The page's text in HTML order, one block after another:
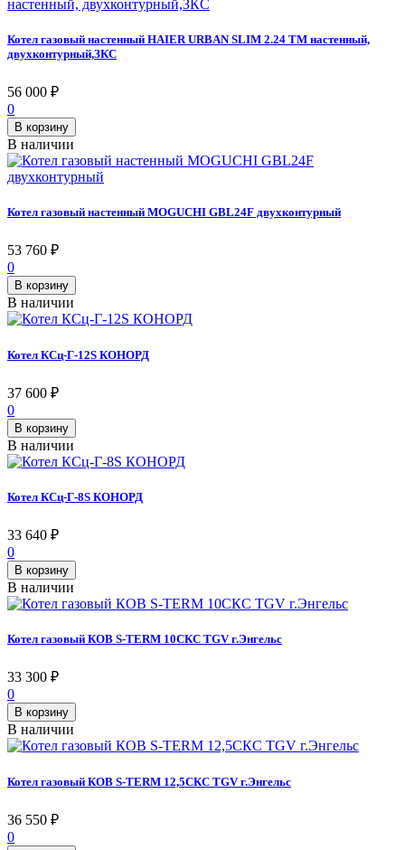
Котел газовый настенный HAIER URBAN SLIM 2.24 TM настенный,
двухконтурный,ЗКС
56 000 ₽
0
В корзину
В наличии
Котел газовый настенный MOGUCHI GBL24F двухконтурный
53 760 ₽
0
В корзину
В наличии
Котел КСц-Г-12S КОНОРД
37 600 ₽
0
В корзину
В наличии
Котел КСц-Г-8S КОНОРД
33 640 ₽
0
В корзину
В наличии
Котел газовый КОВ S-TERM 10СКС TGV г.Энгельс
33 300 ₽
0
В корзину
В наличии
Котел газовый КОВ S-TERM 12,5СКС TGV г.Энгельс
36 550 ₽
0